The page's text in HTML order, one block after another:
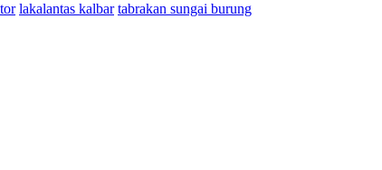
lakalantas kalbar tabrakan sungai burung